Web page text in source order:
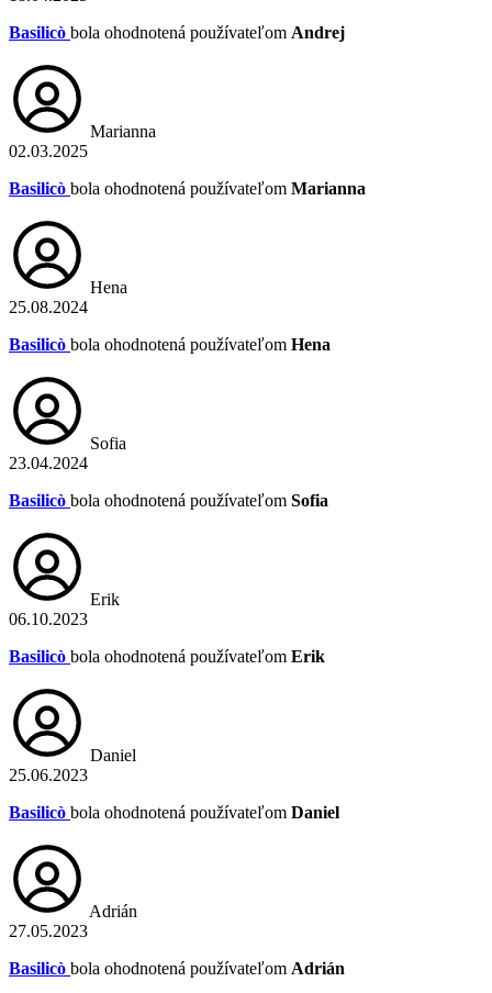
Basilicò bola ohodnotená používateľom Andrej
Marianna
02.03.2025
Basilicò bola ohodnotená používateľom Marianna
Hena
25.08.2024
Basilicò bola ohodnotená používateľom Hena
Sofia
23.04.2024
Basilicò bola ohodnotená používateľom Sofia
Erik
06.10.2023
Basilicò bola ohodnotená používateľom Erik
Daniel
25.06.2023
Basilicò bola ohodnotená používateľom Daniel
Adrián
27.05.2023
Basilicò bola ohodnotená používateľom Adrián